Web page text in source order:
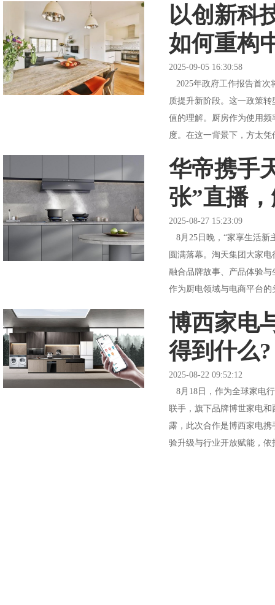
以创新科
如何重构
2025-09-05 16:30:58
2025年政府工作报告首次
质提升新阶段。这一政策
值的理解。厨房作为使用
度。在这一背景下，方太
华帝携手
张”直播
2025-08-27 15:23:09
8月25日晚，“家享生活
圆满落幕。淘天集团大家
融合品牌故事、产品体验
作为厨电领域与电商平台
博西家电
得到什么?
2025-08-22 09:52:12
8月18日，作为全球家电
联手，旗下品牌博世家电
露，此次合作是博西家电
验升级与行业开放赋能，